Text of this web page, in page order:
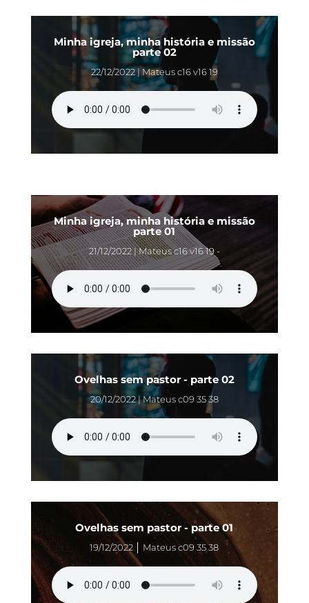
Minha igreja, minha história e missão
parte 02
22/12/2022 | Mateus c16 v16 19
Minha igreja, minha história e missão
parte 01
21/12/2022 | Mateus c16 v16 19 -
Ovelhas sem pastor - parte 02
20/12/2022 | Mateus c09 35 38
Ovelhas sem pastor - parte 01
19/12/2022 │ Mateus c09 35 38